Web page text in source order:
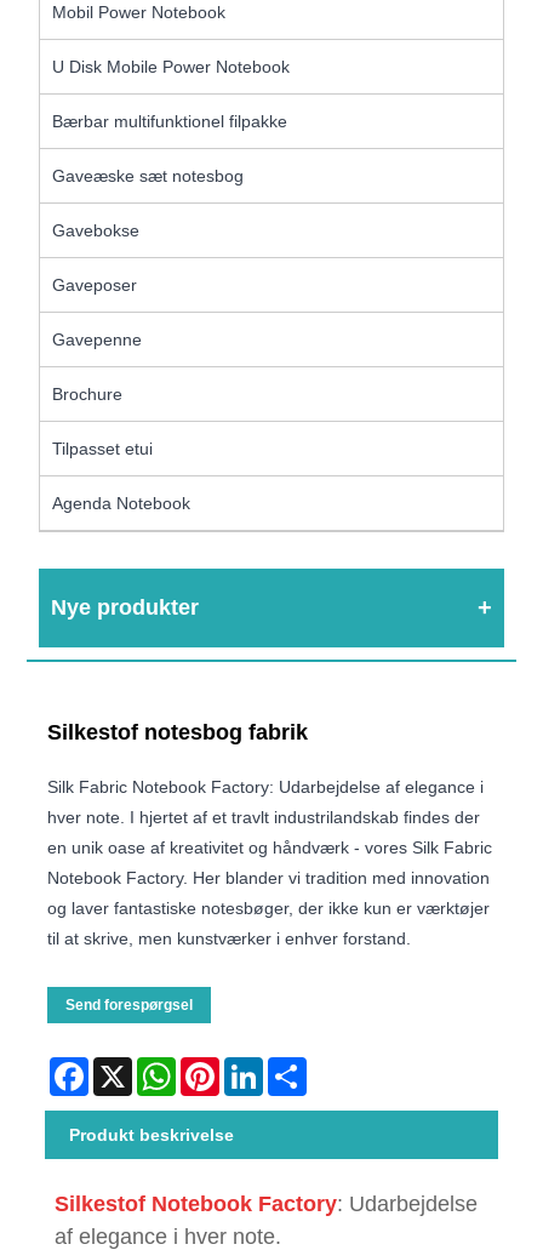
Mobil Power Notebook
U Disk Mobile Power Notebook
Bærbar multifunktionel filpakke
Gaveæske sæt notesbog
Gavebokse
Gaveposer
Gavepenne
Brochure
Tilpasset etui
Agenda Notebook
Nye produkter
Silkestof notesbog fabrik
Silk Fabric Notebook Factory: Udarbejdelse af elegance i
hver note. I hjertet af et travlt industrilandskab findes der
en unik oase af kreativitet og håndværk - vores Silk Fabric
Notebook Factory. Her blander vi tradition med innovation
og laver fantastiske notesbøger, der ikke kun er værktøjer
til at skrive, men kunstværker i enhver forstand.
Send forespørgsel
Facebook
X WhatsAppPinterestLinkedIn
Produkt beskrivelse
Silkestof Notebook Factory: Udarbejdelse
af elegance i hver note.